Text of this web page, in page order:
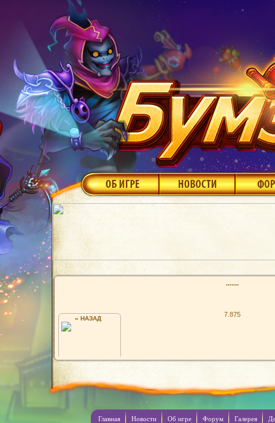
.......
7.875
« НАЗАД
НЕТ ЗАДАЧ НЕВЫПОЛНИМЫХ !
Главная Новости Об игре Форум Галерея